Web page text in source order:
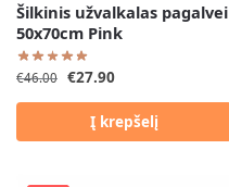
Šilkinis užvalkalas pagalvei
50x70cm Pink
€46.00 €27.90
Į krepšelį